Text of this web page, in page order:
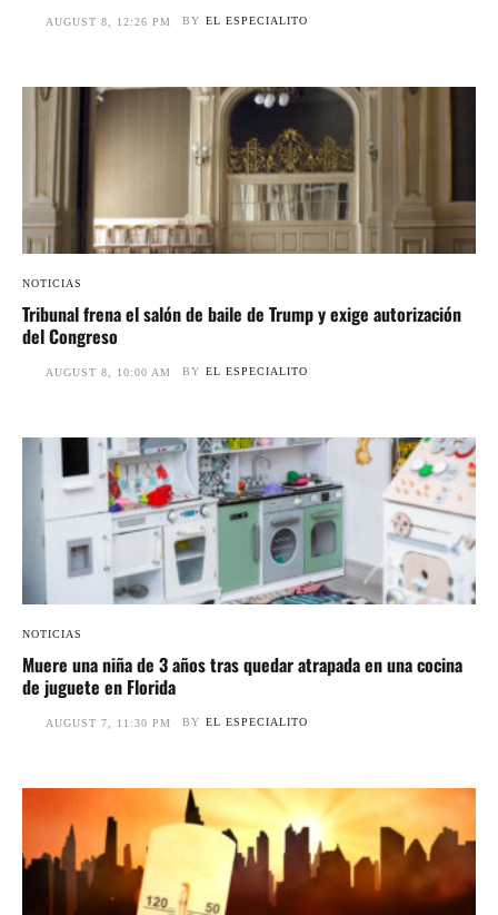
AUGUST 8, 12:26 PM BY EL ESPECIALITO
NOTICIAS
Tribunal frena el salón de baile de Trump y exige autorización
del Congreso
AUGUST 8, 10:00 AM BY EL ESPECIALITO
NOTICIAS
Muere una niña de 3 años tras quedar atrapada en una cocina
de juguete en Florida
AUGUST 7, 11:30 PM BY EL ESPECIALITO